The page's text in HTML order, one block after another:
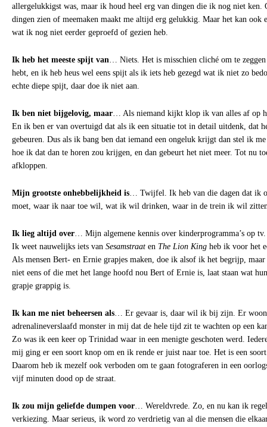
allergelukkigst was, maar ik houd heel erg van dingen die ik nog niet ken.
dingen zien of meemaken maakt me altijd erg gelukkig. Maar het kan ook
wat ik nog niet eerder geproefd of gezien heb.
Ik heb het meeste spijt van… Niets. Het is misschien cliché om te
hebt, en ik heb heus wel eens spijt als ik iets heb gezegd wat ik niet zo
echte diepe spijt, daar doe ik niet aan.
Ik ben niet bijgelovig, maar… Als niemand kijkt klop ik van alles af op
En ik ben er van overtuigd dat als ik een situatie tot in detail uitdenk, dat
gebeuren. Dus als ik bang ben dat iemand een ongeluk krijgt dan stel ik
hoe ik dat dan te horen zou krijgen, en dan gebeurt het niet meer. Tot nu
afkloppen.
Mijn grootste onhebbelijkheid is… Twijfel. Ik heb van die dagen dat ik
moet, waar ik naar toe wil, wat ik wil drinken, waar in de trein ik wil
Ik lieg altijd over… Mijn algemene kennis over kinderprogramma’s op
Ik weet nauwelijks iets van Sesamstraat en The Lion King heb ik voor het
Als mensen Bert- en Ernie grapjes maken, doe ik alsof ik het begrijp,
niet eens of die met het lange hoofd nou Bert of Ernie is, laat staan wat
grapje grappig is.
Ik kan me niet beheersen als… Er gevaar is, daar wil ik bij zijn. Er
adrenalineverslaafd monster in mij dat de hele tijd zit te wachten op een
Zo was ik een keer op Trinidad waar in een menigte geschoten werd.
mij ging er een soort knop om en ik rende er juist naar toe. Het is een
Daarom heb ik mezelf ook verboden om te gaan fotograferen in een
vijf minuten dood op de straat.
Ik zou mijn geliefde dumpen voor… Wereldvrede. Zo, en nu kan ik
verkiezing. Maar serieus, ik word zo verdrietig van al die mensen die